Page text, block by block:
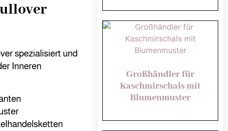
spezialisiert und
Inneren
Großhändler für
Kaschmirschals mit
Blumenmuster